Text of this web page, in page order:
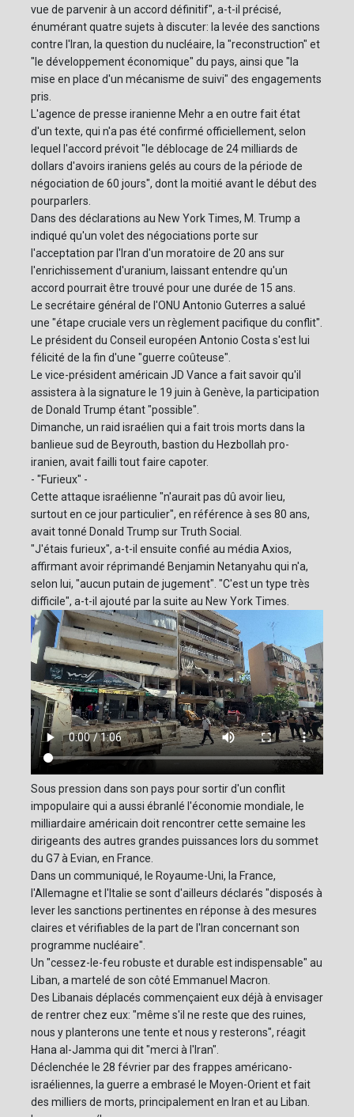
vue de parvenir à un accord définitif", a-t-il précisé,
énumérant quatre sujets à discuter: la levée des sanctions
contre l'Iran, la question du nucléaire, la "reconstruction" et
"le développement économique" du pays, ainsi que "la
mise en place d'un mécanisme de suivi" des engagements
pris.
L'agence de presse iranienne Mehr a en outre fait état
d'un texte, qui n'a pas été confirmé officiellement, selon
lequel l'accord prévoit "le déblocage de 24 milliards de
dollars d'avoirs iraniens gelés au cours de la période de
négociation de 60 jours", dont la moitié avant le début des
pourparlers.
Dans des déclarations au New York Times, M. Trump a
indiqué qu'un volet des négociations porte sur
l'acceptation par l'Iran d'un moratoire de 20 ans sur
l'enrichissement d'uranium, laissant entendre qu'un
accord pourrait être trouvé pour une durée de 15 ans.
Le secrétaire général de l'ONU Antonio Guterres a salué
une "étape cruciale vers un règlement pacifique du conflit".
Le président du Conseil européen Antonio Costa s'est lui
félicité de la fin d'une "guerre coûteuse".
Le vice-président américain JD Vance a fait savoir qu'il
assistera à la signature le 19 juin à Genève, la participation
de Donald Trump étant "possible".
Dimanche, un raid israélien qui a fait trois morts dans la
banlieue sud de Beyrouth, bastion du Hezbollah pro-
iranien, avait failli tout faire capoter.
- "Furieux" -
Cette attaque israélienne "n'aurait pas dû avoir lieu,
surtout en ce jour particulier", en référence à ses 80 ans,
avait tonné Donald Trump sur Truth Social.
"J'étais furieux", a-t-il ensuite confié au média Axios,
affirmant avoir réprimandé Benjamin Netanyahu qui n'a,
selon lui, "aucun putain de jugement". "C'est un type très
difficile", a-t-il ajouté par la suite au New York Times.
Sous pression dans son pays pour sortir d'un conflit
impopulaire qui a aussi ébranlé l'économie mondiale, le
milliardaire américain doit rencontrer cette semaine les
dirigeants des autres grandes puissances lors du sommet
du G7 à Evian, en France.
Dans un communiqué, le Royaume-Uni, la France,
l'Allemagne et l'Italie se sont d'ailleurs déclarés "disposés à
lever les sanctions pertinentes en réponse à des mesures
claires et vérifiables de la part de l'Iran concernant son
programme nucléaire".
Un "cessez-le-feu robuste et durable est indispensable" au
Liban, a martelé de son côté Emmanuel Macron.
Des Libanais déplacés commençaient eux déjà à envisager
de rentrer chez eux: "même s'il ne reste que des ruines,
nous y planterons une tente et nous y resterons", réagit
Hana al-Jamma qui dit "merci à l'Iran".
Déclenchée le 28 février par des frappes américano-
israéliennes, la guerre a embrasé le Moyen-Orient et fait
des milliers de morts, principalement en Iran et au Liban.